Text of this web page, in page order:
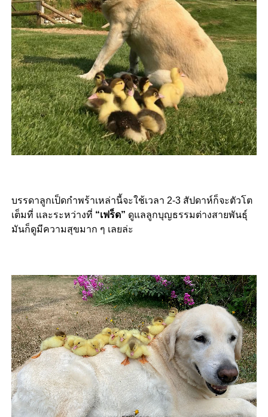
บรรดาลูกเป็ดกำพร้าเหล่านี้จะใช้เวลา 2-3 สัปดาห์ก็จะตัวโต
เต็มที่ และระหว่างที่ “เฟร็ด” ดูแลลูกบุญธรรมต่างสายพันธุ์
มันก็ดูมีความสุขมาก ๆ เลยล่ะ